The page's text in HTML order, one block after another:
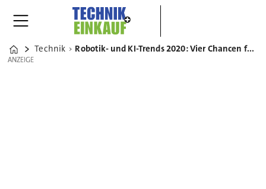
Home
Technik Robotik- und KI-Trends 2020: Vier Chancen für deutsche Industrieunternehmen
ANZEIGE
ANZEIGE